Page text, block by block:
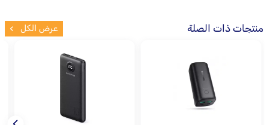
منتجات ذات الصلة عرض الكل